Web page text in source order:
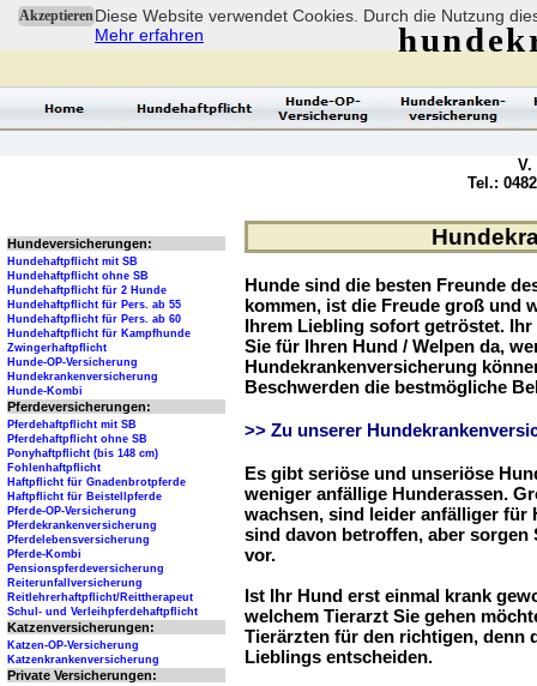
AkzeptierenDiese Website verwendet Cookies. Durch die Nutzung
Mehr erfahren
Hunde sind die besten Freunde
kommen, ist die Freude groß und
Ihrem Liebling sofort getröstet.
Sie für Ihren Hund / Welpen da,
Hundekrankenversicherung
Beschwerden die bestmögliche
>> Zu unserer
Es gibt seriöse und unseriöse
weniger anfällige Hunderassen.
wachsen, sind leider anfälliger für
sind davon betroffen, aber sorgen
vor.
Ist Ihr Hund erst einmal krank
welchem Tierarzt Sie gehen
Tierärzten für den richtigen, denn
Lieblings entscheiden.
Hundeversicherungen:
Hundehaftpflicht mit SB
Hundehaftpflicht ohne SB
Hundehaftpflicht für 2 Hunde
Hundehaftpflicht für Pers. ab 55
Hundehaftpflicht für Pers. ab 60
Hundehaftpflicht für Kampfhunde
Zwingerhaftpflicht
Hunde-OP-Versicherung
Hundekrankenversicherung
Hunde-Kombi
Pferdeversicherungen:
Pferdehaftpflicht mit SB
Pferdehaftpflicht ohne SB
Ponyhaftpflicht (bis 148 cm)
Fohlenhaftpflicht
Haftpflicht für Gnadenbrotpferde
Haftpflicht für Beistellpferde
Pferde-OP-Versicherung
Pferdekrankenversicherung
Pferdelebensversicherung
Pferde-Kombi
Pensionspferdeversicherung
Reiterunfallversicherung
Reitlehrerhaftpflicht/Reittherapeut
Schul- und Verleihpferdehaftpflicht
Katzenversicherungen:
Katzen-OP-Versicherung
Katzenkrankenversicherung
Private Versicherungen:
V.
Tel.: